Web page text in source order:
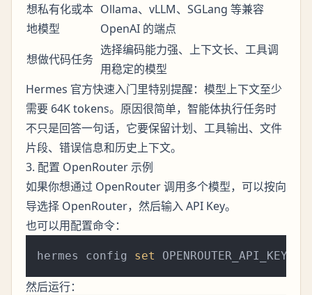
想私有化或本
地模型
Ollama、vLLM、SGLang 等兼容
OpenAI 的端点
想做代码任务
选择编码能力强、上下文长、工具调
用稳定的模型
Hermes 官方快速入门里特别提醒：模型上下文至少
需要 64K tokens。原因很简单，智能体执行任务时
不只是回答一句话，它要保留计划、工具输出、文件
片段、错误信息和历史上下文。
3. 配置 OpenRouter 示例
如果你想通过 OpenRouter 调用多个模型，可以按向
导选择 OpenRouter，然后输入 API Key。
也可以用配置命令：
hermes config set
然后运行：